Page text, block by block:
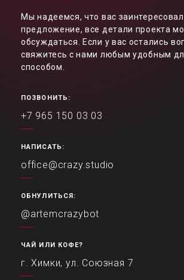
Мы надеемся, что вас
предложение, все детали проекта
обсуждаться. Если у вас остались
свяжитесь с нами любым удобным
способом.
ПОЗВОНИТЬ:
+7 965 150 03 03
НАПИСАТЬ:
office@crazy.studio
ОБНУЛИТЬСЯ:
@artemcrazybot
ЧАЙ ИЛИ КОФЕ?
г. Химки, ул. Союзная 7